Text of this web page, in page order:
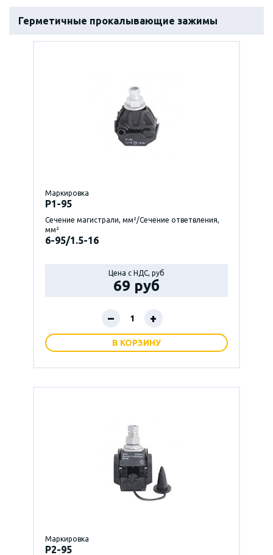
Герметичные прокалывающие зажимы
Маркировка
P1-95
Сечение магистрали, мм²/Сечение ответвления,
мм²
6-95/1.5-16
Цена с НДС, руб
69 руб
– +
В КОРЗИНУ
Маркировка
P2-95